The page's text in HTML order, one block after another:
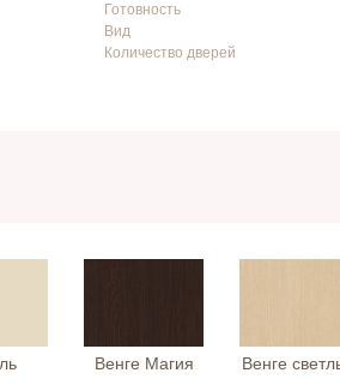
Готовность
Вид
Количество дверей
Венге Магия Венге